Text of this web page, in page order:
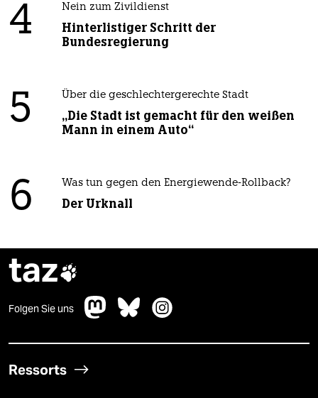
4 Nein zum Zivildienst
Hinterlistiger Schritt der
Bundesregierung
5 Über die geschlechtergerechte Stadt
„Die Stadt ist gemacht für den weißen
Mann in einem Auto“
6 Was tun gegen den Energiewende-Rollback?
Der Urknall
taz
Folgen Sie uns
Ressorts